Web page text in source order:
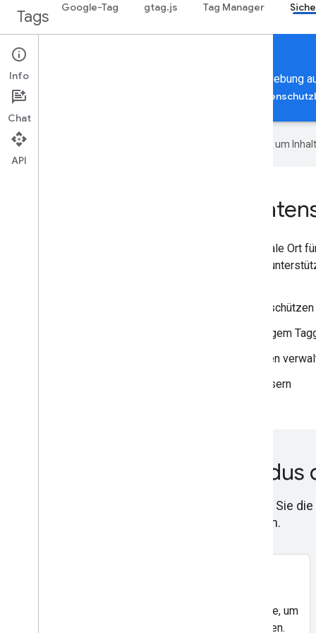
Tags Google-Tag gtag.js Tag Manager
Security & Privacy
Hier erfahren Sie, wie Sie eine sichere Tagging-Umgebung
Konzepte und Best Practices
Google verwendet KI-Technologie, um
Hub für Sicherheit und
Der Sicherheits- und Datenschutz-Hub ist der zentrale Ort
Datenschutzfunktionen, die in Google Tag Manager
Nutzeroptionen mit dem Einwilligungsmodus schützen
Vorbereitung auf eigene Daten mit serverseitigem
Tag Manager-Konten und Nutzerberechtigungen
Container-Sicherheit von Tag Manager verbessern
Mit dem
Mit der Consent Mode API von Google können Sie
gleichzeitig die bestmögliche Analyse erhalten.
Sie benötigen ein Cookie-Banner auf Ihrer Website, um
die Optionen für die Nutzereinwilligung zu erfassen.
Info
Chat
API